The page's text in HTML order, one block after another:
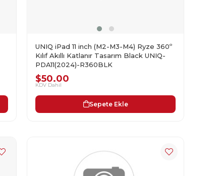
UNIQ iPad 11 inch (M2-M3-M4) Ryze 360º
Kılıf Akıllı Katlanır Tasarım Black UNIQ-
PDA11(2024)-R360BLK
$50.00
KDV Dahil
Sepete Ekle